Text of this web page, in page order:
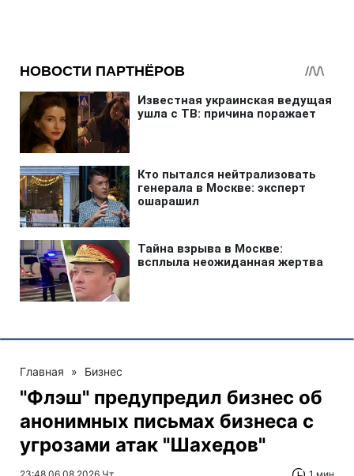
Главная » Бизнес
"Флэш" предупредил бизнес об
анонимных письмах бизнеса с
угрозами атак "Шахедов"